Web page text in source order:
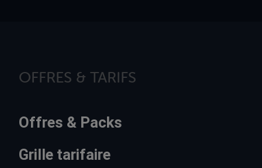
OFFRES & TARIFS
Offres & Packs
Grille tarifaire